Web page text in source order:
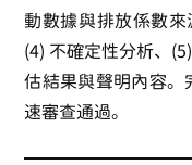
動數據與排放係數來
(4) 不確定性分析、
估結果與聲明內容
速審查通過。